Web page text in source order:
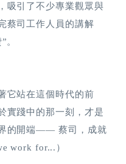
吸引了不少專業觀眾與
蔡司工作人員的講解
。
它站在這個時代的前
實踐中的那一刻，才是
的開端—— 蔡司，成就
work for...）